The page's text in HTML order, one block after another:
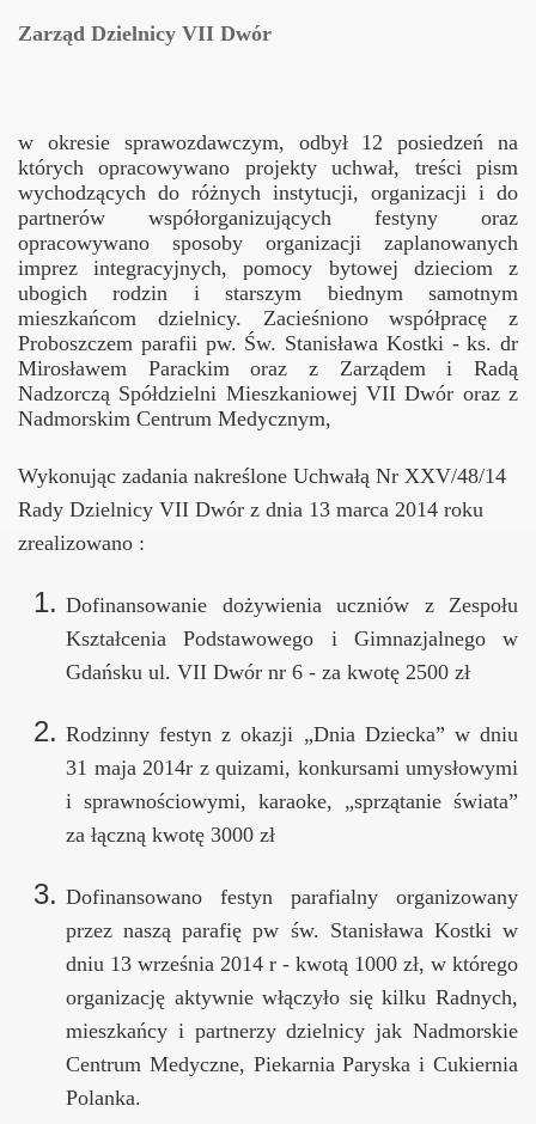
Zarząd Dzielnicy VII Dwór
w okresie sprawozdawczym, odbył 12 posiedzeń na
których opracowywano projekty uchwał, treści pism
wychodzących do różnych instytucji, organizacji i do
partnerów współorganizujących festyny oraz
opracowywano sposoby organizacji zaplanowanych
imprez integracyjnych, pomocy bytowej dzieciom z
ubogich rodzin i starszym biednym samotnym
mieszkańcom dzielnicy. Zacieśniono współpracę z
Proboszczem parafii pw. Św. Stanisława Kostki - ks. dr
Mirosławem Parackim oraz z Zarządem i Radą
Nadzorczą Spółdzielni Mieszkaniowej VII Dwór oraz z
Nadmorskim Centrum Medycznym,
Wykonując zadania nakreślone Uchwałą Nr XXV/48/14
Rady Dzielnicy VII Dwór z dnia 13 marca 2014 roku
zrealizowano :
Dofinansowanie dożywienia uczniów z Zespołu
Kształcenia Podstawowego i Gimnazjalnego w
Gdańsku ul. VII Dwór nr 6 - za kwotę 2500 zł
Rodzinny festyn z okazji „Dnia Dziecka” w dniu
31 maja 2014r z quizami, konkursami umysłowymi
i sprawnościowymi, karaoke, „sprzątanie świata”
za łączną kwotę 3000 zł
Dofinansowano festyn parafialny organizowany
przez naszą parafię pw św. Stanisława Kostki w
dniu 13 września 2014 r - kwotą 1000 zł, w którego
organizację aktywnie włączyło się kilku Radnych,
mieszkańcy i partnerzy dzielnicy jak Nadmorskie
Centrum Medyczne, Piekarnia Paryska i Cukiernia
Polanka.